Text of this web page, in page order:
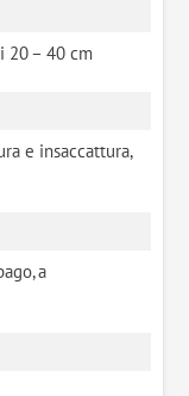
20 – 40 cm
e insaccattura,
a